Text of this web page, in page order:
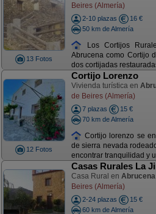
13 Fotos
Beires (Almería)
2-10 plazas
16 €
50 km de Almería
Los Cortijos
Abrucena como Cortijo
dos cortijadas
12 Fotos
Cortijo Lorenzo
Vivienda turística en
de Beires (Almería)
7 plazas
15 €
70 km de Almería
Cortijo lorenzo se
de sierra nevada
encontrar tranquilidad y
Casas Rurales La
Casa Rural en Abrucena
Beires (Almería)
2-24 plazas
15 €
60 km de Almería